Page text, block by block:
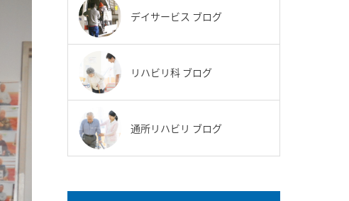
デイサービス ブログ
リハビリ科 ブログ
通所リハビリ ブログ